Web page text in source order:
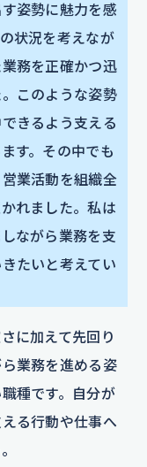
姿勢に魅力を感
状況を考えなが
務を正確かつ迅
このような姿勢
きるよう支える
す。その中でも
業活動を組織全
れました。私は
ながら業務を支
たいと考えてい
に加えて先回り
業務を進める姿
種です。自分が
る行動や仕事へ